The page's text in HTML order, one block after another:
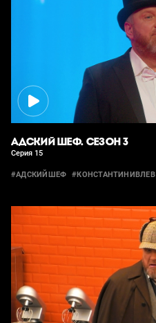
АДСКИЙ ШЕФ. СЕЗОН 3
Серия 15
#АДСКИЙШЕФ #КОНСТАНТИНИВЛЕВ